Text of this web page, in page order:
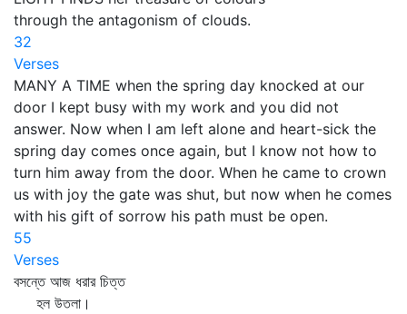
through the antagonism of clouds.
32
Verses
MANY A TIME when the spring day knocked at our
door I kept busy with my work and you did not
answer. Now when I am left alone and heart-sick the
spring day comes once again, but I know not how to
turn him away from the door. When he came to crown
us with joy the gate was shut, but now when he comes
with his gift of sorrow his path must be open.
55
Verses
বসন্তে আজ ধরার চিত্ত
হল উতলা।